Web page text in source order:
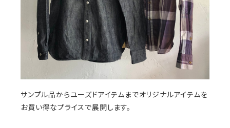
サンプル品からユーズドアイテムまでオリジナルアイテムを
お買い得なプライスで展開します。